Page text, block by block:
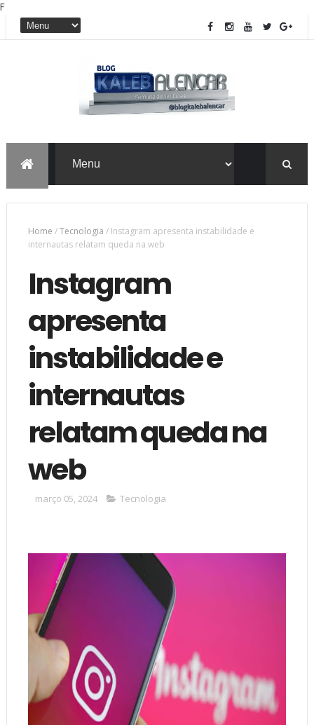
F
Home /Tecnologia / Instagram apresenta instabilidade e
internautas relatam queda na web
Instagram
apresenta
instabilidade e
internautas
relatam queda na
web
março 05, 2024 Tecnologia